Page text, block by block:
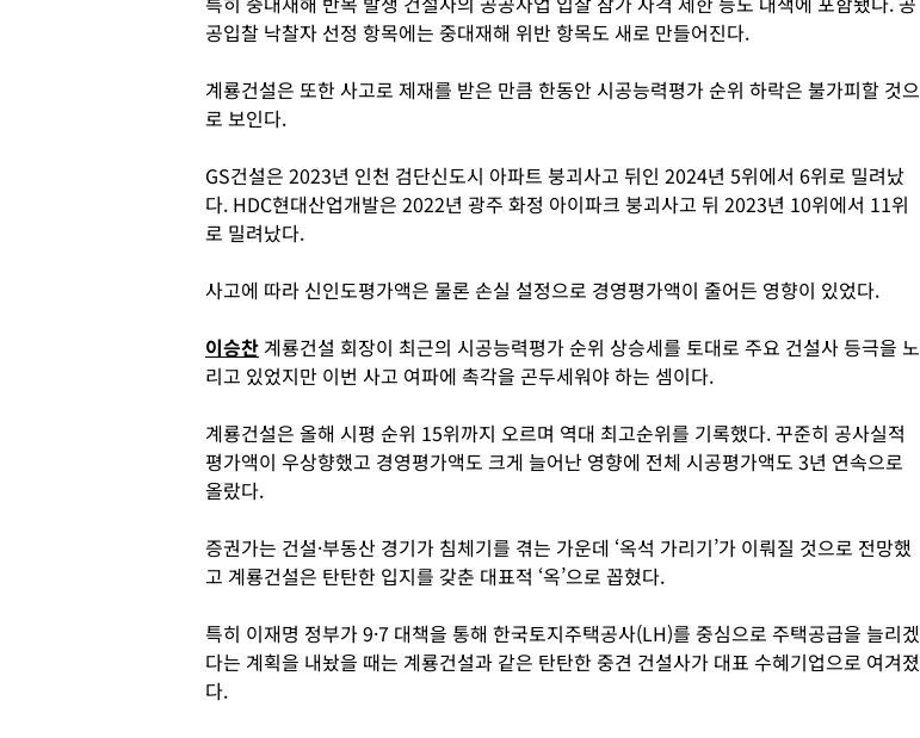
공입찰 낙찰자 선정 항목에는 중대재해 위반 항목도 새로 만들어진다.
계룡건설은 또한 사고로 제재를 받은 만큼 한동안 시공능력평가 순위 하락은 불가피할 것으
로 보인다.
GS건설은 2023년 인천 검단신도시 아파트 붕괴사고 뒤인 2024년 5위에서 6위로 밀려났
다. HDC현대산업개발은 2022년 광주 화정 아이파크 붕괴사고 뒤 2023년 10위에서 11위
로 밀려났다.
사고에 따라 신인도평가액은 물론 손실 설정으로 경영평가액이 줄어든 영향이 있었다.
이승찬 계룡건설 회장이 최근의 시공능력평가 순위 상승세를 토대로 주요 건설사 등극을 노
리고 있었지만 이번 사고 여파에 촉각을 곤두세워야 하는 셈이다.
계룡건설은 올해 시평 순위 15위까지 오르며 역대 최고순위를 기록했다. 꾸준히 공사실적
평가액이 우상향했고 경영평가액도 크게 늘어난 영향에 전체 시공평가액도 3년 연속으로
올랐다.
증권가는 건설·부동산 경기가 침체기를 겪는 가운데 ‘옥석 가리기’가 이뤄질 것으로 전망했
고 계룡건설은 탄탄한 입지를 갖춘 대표적 ‘옥’으로 꼽혔다.
특히 이재명 정부가 9·7 대책을 통해 한국토지주택공사(LH)를 중심으로 주택공급을 늘리겠
다는 계획을 내놨을 때는 계룡건설과 같은 탄탄한 중견 건설사가 대표 수혜기업으로 여겨졌
다.